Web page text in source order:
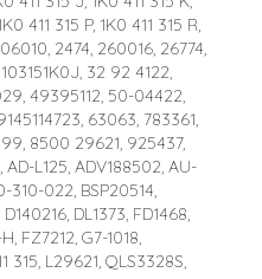
411 315 P, 1K0 411 315 R,
2474, 260016, 26774,
32 92 4122,
49395112, 50-04422,
63063, 783361,
8500 29621, 925437,
L125, ADV188502, AU-
310-022, BSP20514,
DL1373, FD1468,
FZ7212, G7-1018,
315, L29621, QLS3328S,